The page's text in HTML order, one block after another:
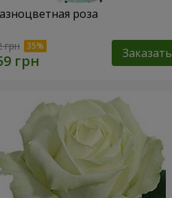
роза
грн Заказать